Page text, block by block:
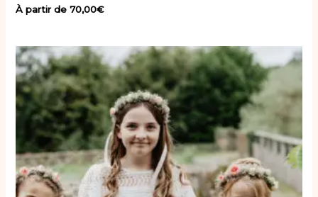
À partir de70,00€